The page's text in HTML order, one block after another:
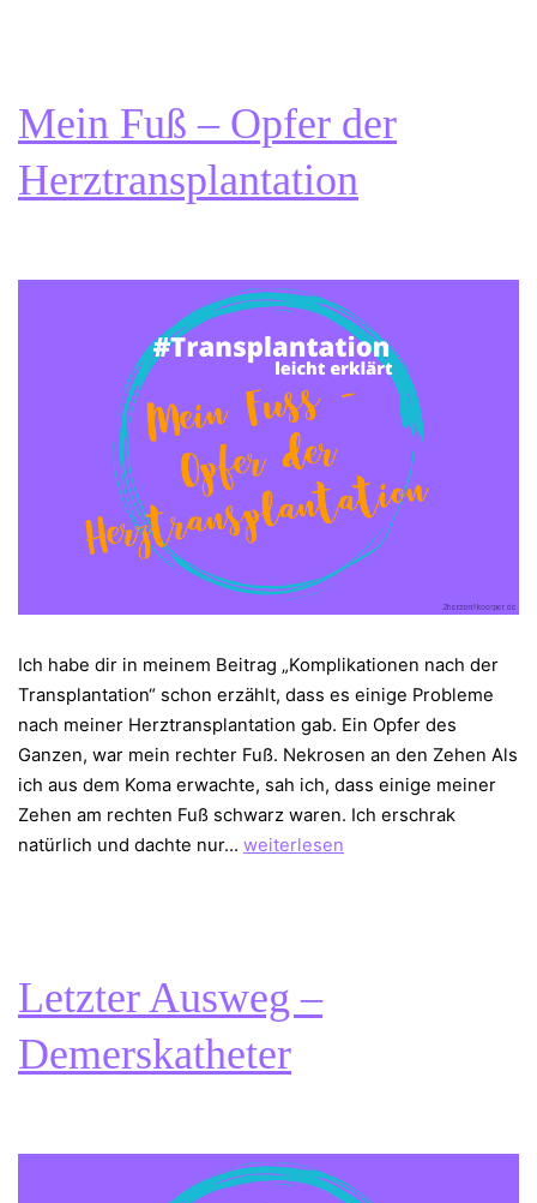
Mein Fuß – Opfer der
Herztransplantation
Ich habe dir in meinem Beitrag „Komplikationen nach der
Transplantation“ schon erzählt, dass es einige Probleme
nach meiner Herztransplantation gab. Ein Opfer des
Ganzen, war mein rechter Fuß. Nekrosen an den Zehen Als
ich aus dem Koma erwachte, sah ich, dass einige meiner
Zehen am rechten Fuß schwarz waren. Ich erschrak
natürlich und dachte nur… Mein
Herztransplantation
weiterlesen
Letzter Ausweg –
Demerskatheter